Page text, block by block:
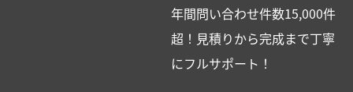
年間問い合わせ件数15,000件
超！見積りから完成まで丁寧
にフルサポート！